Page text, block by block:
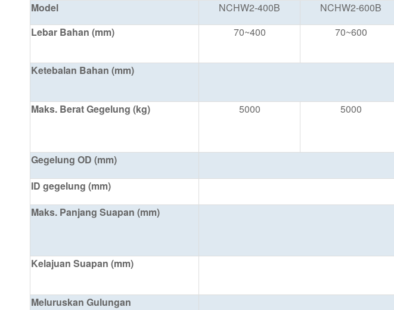
Model NCHW2-400B NCHW2-600B
Lebar Bahan (mm)
70~400 70~600
Ketebalan Bahan (mm)
Maks. Berat Gegelung (kg) 5000 5000
Gegelung OD (mm)
ID gegelung (mm)
Maks. Panjang Suapan (mm)
Kelajuan Suapan (mm)
Meluruskan Gulungan